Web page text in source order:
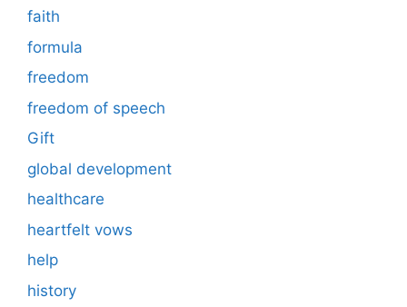
faith
formula
freedom
freedom of speech
Gift
global development
healthcare
heartfelt vows
help
history